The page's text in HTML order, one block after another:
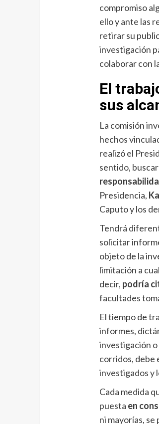
compromiso
ello y ante las
retirar su
investigación
colaborar con
El
sus
La comisión
hechos
realizó el
sentido,
Presidencia,
Caputo y los
Tendrá
solicitar
objeto de la
limitación a
decir, podría
facultades
El tiempo de
informes,
investigación o
corridos, debe
investigados y
Cada medida
puesta en
ni mayorías,